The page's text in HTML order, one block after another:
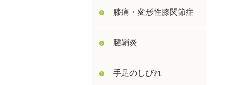
膝痛・変形性膝関節症
腱鞘炎
手足のしびれ